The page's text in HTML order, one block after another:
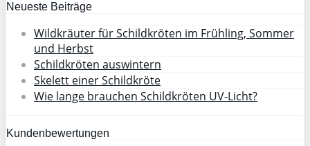
Neueste Beiträge
Wildkräuter für Schildkröten im Frühling, Sommer
und Herbst
Schildkröten auswintern
Skelett einer Schildkröte
Wie lange brauchen Schildkröten UV-Licht?
Kundenbewertungen